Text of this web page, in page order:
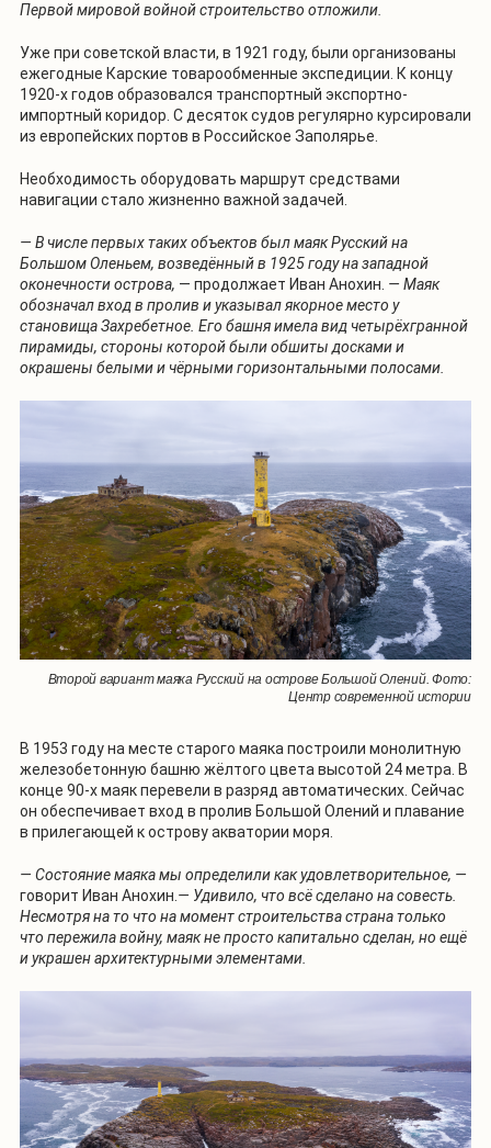
Первой мировой войной строительство отложили.
Уже при советской власти, в 1921 году, были организованы
ежегодные Карские товарообменные экспедиции. К концу
1920-х годов образовался транспортный экспортно-
импортный коридор. С десяток судов регулярно курсировали
из европейских портов в Российское Заполярье.
Необходимость оборудовать маршрут средствами
навигации стало жизненно важной задачей.
— В числе первых таких объектов был маяк Русский на
Большом Оленьем, возведённый в 1925 году на западной
оконечности острова, — продолжает Иван Анохин. — Маяк
обозначал вход в пролив и указывал якорное место у
становища Захребетное. Его башня имела вид четырёхгранной
пирамиды, стороны которой были обшиты досками и
окрашены белыми и чёрными горизонтальными полосами.
Второй вариант маяка Русский на острове Большой Олений. Фото:
Центр современной истории
В 1953 году на месте старого маяка построили монолитную
железобетонную башню жёлтого цвета высотой 24 метра. В
конце 90-х маяк перевели в разряд автоматических. Сейчас
он обеспечивает вход в пролив Большой Олений и плавание
в прилегающей к острову акватории моря.
— Состояние маяка мы определили как удовлетворительное, —
говорит Иван Анохин.— Удивило, что всё сделано на совесть.
Несмотря на то что на момент строительства страна только
что пережила войну, маяк не просто капитально сделан, но ещё
и украшен архитектурными элементами.